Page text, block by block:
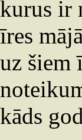
kurus ir
īres
uz šiem
kāds